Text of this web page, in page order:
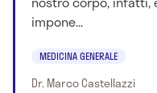
impone...
MEDICINA GENERALE
Dr. Marco Castellazzi